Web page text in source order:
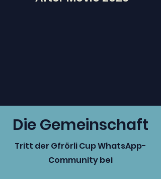
Die Gemeinschaft
Tritt der Gfrörli Cup WhatsApp-
Community bei